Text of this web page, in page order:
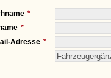
Adresse